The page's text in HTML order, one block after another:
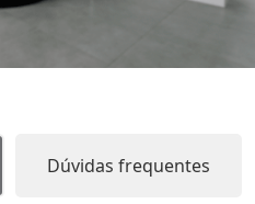
Dúvidas frequentes